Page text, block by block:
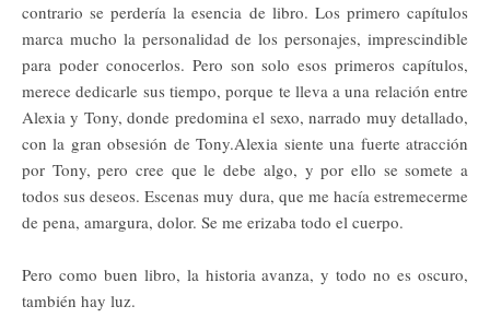
contrario se perdería la esencia de libro. Los primero capítulos
marca mucho la personalidad de los personajes, imprescindible
para poder conocerlos. Pero son solo esos primeros capítulos,
merece dedicarle sus tiempo, porque te lleva a una relación entre
Alexia y Tony, donde predomina el sexo, narrado muy detallado,
con la gran obsesión de Tony.Alexia siente una fuerte atracción
por Tony, pero cree que le debe algo, y por ello se somete a
todos sus deseos. Escenas muy dura, que me hacía estremecerme
de pena, amargura, dolor. Se me erizaba todo el cuerpo.
Pero como buen libro, la historia avanza, y todo no es oscuro,
también hay luz.